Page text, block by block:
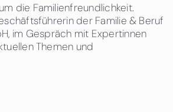
die Familienfreundlichkeit.
der Familie & Beruf
im Gespräch mit Expertinnen
Themen und